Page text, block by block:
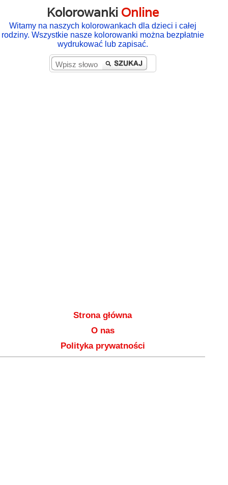
Kolorowanki Online
Witamy na naszych kolorowankach dla dzieci i całej
rodziny. Wszystkie nasze kolorowanki można bezpłatnie
wydrukować lub zapisać.
Strona główna
O nas
Polityka prywatności